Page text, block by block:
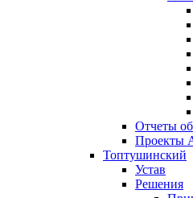
Отчеты
Проекты
Топтушинский
Устав
Решения